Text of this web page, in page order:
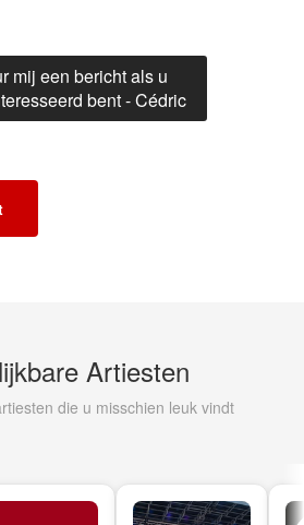
mij een bericht als u
bent - Cédric
Artiesten
die u misschien leuk vindt